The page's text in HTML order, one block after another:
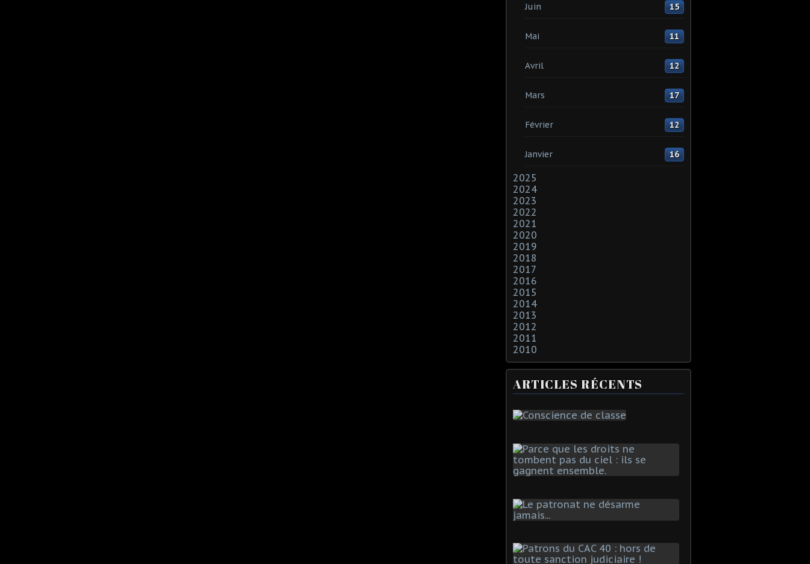
Juin 15
Mai 11
Avril 12
Mars 17
Février 12
Janvier 16
2025
2024
2023
2022
2021
2020
2019
2018
2017
2016
2015
2014
2013
2012
2011
2010
ARTICLES RÉCENTS